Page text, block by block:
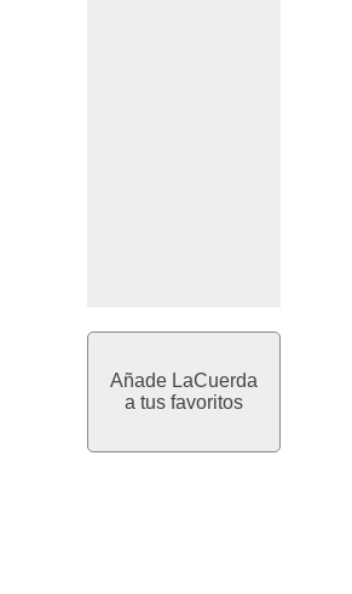
Añade LaCuerda
a tus favoritos